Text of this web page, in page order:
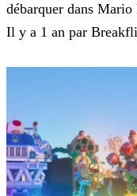
débarquer dans
Il y a 1 an par